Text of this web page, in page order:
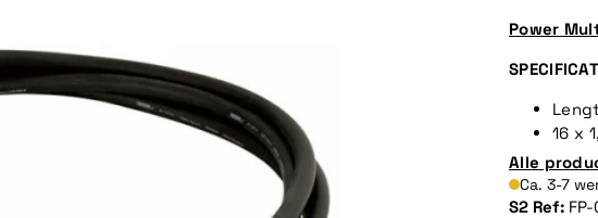
Power
16 x
Alle
Ca. 3-7
S2 Ref: